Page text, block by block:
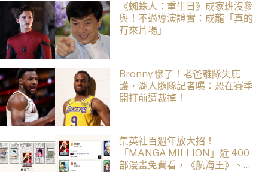
《蜘蛛人：重生日》成家班沒參
與！不過導演證實：成龍「真的
有來片場」
Bronny 慘了！老爸離隊失庇
護，湖人隨隊記者曝：恐在賽季
開打前遭裁掉！
集英社百週年放大招！
「MANGA MILLION」近 400
部漫畫免費看，《航海王》、